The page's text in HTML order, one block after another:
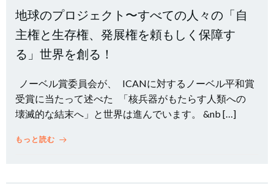
地球のプロジェクト〜すべての人々の「自
主権と生存権、発展権を頼もしく保障す
る」世界を創る！
ノーベル賞委員会が、 ICANに対するノーベル平和賞
受賞に当たって述べた 「核兵器がもたらす人類への
壊滅的な結末へ」と世界は進んでいます。 &nb […]
もっと読む